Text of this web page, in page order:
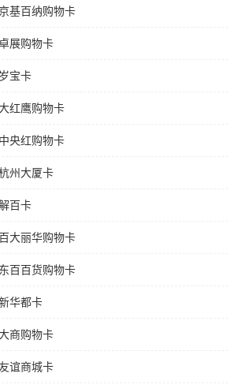
基百纳购物卡
展购物卡
宝卡
红鹰购物卡
央红购物卡
州大厦卡
百卡
大丽华购物卡
百百货购物卡
华都卡
商购物卡
谊商城卡